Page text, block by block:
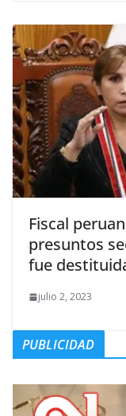
Fiscal
presuntos
fue
julio 2, 2023
PUBLICIDAD